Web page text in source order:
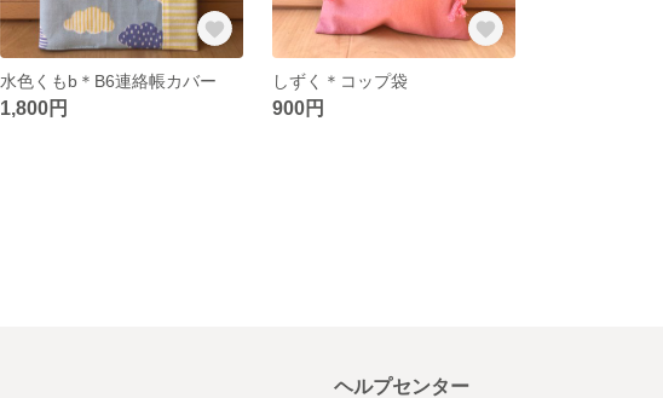
水色くもb＊B6連絡帳カバー
1,800円
しずく＊コップ袋
900円
ヘルプセンター